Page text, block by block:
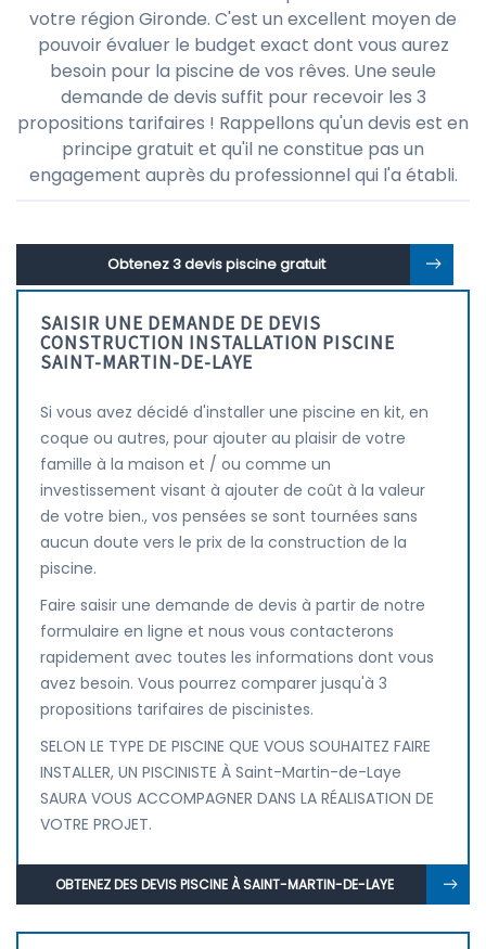
votre région Gironde. C'est un excellent moyen de
pouvoir évaluer le budget exact dont vous aurez
besoin pour la piscine de vos rêves. Une seule
demande de devis suffit pour recevoir les 3
propositions tarifaires ! Rappellons qu'un devis est en
principe gratuit et qu'il ne constitue pas un
engagement auprès du professionnel qui l'a établi.
Obtenez 3 devis piscine gratuit
SAISIR UNE DEMANDE DE DEVIS
CONSTRUCTION INSTALLATION PISCINE
SAINT-MARTIN-DE-LAYE
Si vous avez décidé d'installer une piscine en kit, en
coque ou autres, pour ajouter au plaisir de votre
famille à la maison et / ou comme un
investissement visant à ajouter de coût à la valeur
de votre bien., vos pensées se sont tournées sans
aucun doute vers le prix de la construction de la
piscine.
Faire saisir une demande de devis à partir de notre
formulaire en ligne et nous vous contacterons
rapidement avec toutes les informations dont vous
avez besoin. Vous pourrez comparer jusqu'à 3
propositions tarifaires de piscinistes.
SELON LE TYPE DE PISCINE QUE VOUS SOUHAITEZ FAIRE
INSTALLER, UN PISCINISTE À Saint-Martin-de-Laye
SAURA VOUS ACCOMPAGNER DANS LA RÉALISATION DE
VOTRE PROJET.
OBTENEZ DES DEVIS PISCINE À SAINT-MARTIN-DE-LAYE